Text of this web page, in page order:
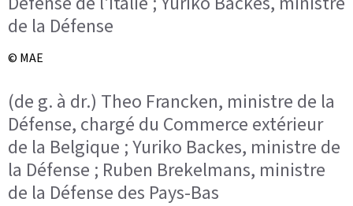
de la Défense
© MAE
(de g. à dr.) Theo Francken, ministre de la
Défense, chargé du Commerce extérieur
de la Belgique ; Yuriko Backes, ministre de
la Défense ; Ruben Brekelmans, ministre
de la Défense des Pays-Bas